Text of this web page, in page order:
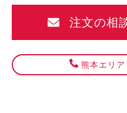
注文の相
熊本エリ